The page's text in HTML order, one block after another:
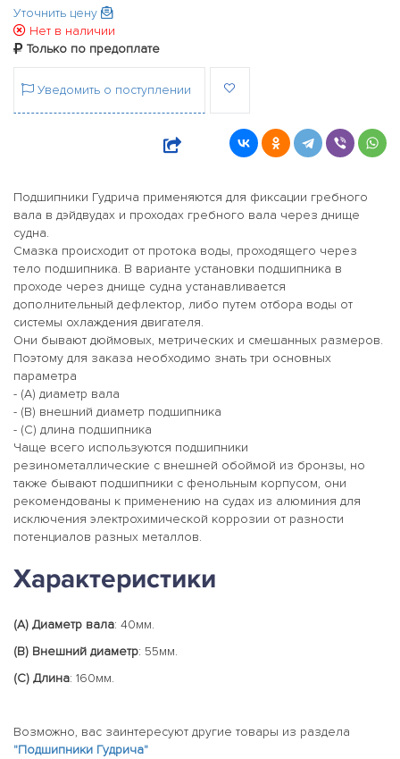
Уточнить цену
Нет в наличии
Только по предоплате
Уведомить о поступлении
Подшипники Гудрича применяются для фиксации гребного
вала в дэйдвудах и проходах гребного вала через днище
судна.
Смазка происходит от протока воды, проходящего через
тело подшипника. В варианте установки подшипника в
проходе через днище судна устанавливается
дополнительный дефлектор, либо путем отбора воды от
системы охлаждения двигателя.
Они бывают дюймовых, метрических и смешанных размеров.
Поэтому для заказа необходимо знать три основных
параметра
- (А) диаметр вала
- (В) внешний диаметр подшипника
- (С) длина подшипника
Чаще всего используются подшипники
резинометаллические с внешней обоймой из бронзы, но
также бывают подшипники с фенольным корпусом, они
рекомендованы к применению на судах из алюминия для
исключения электрохимической коррозии от разности
потенциалов разных металлов.
Характеристики
(А) Диаметр вала: 40мм.
(В) Внешний диаметр: 55мм.
(С) Длина: 160мм.
Возможно, вас заинтересуют другие товары из раздела
"Подшипники Гудрича"